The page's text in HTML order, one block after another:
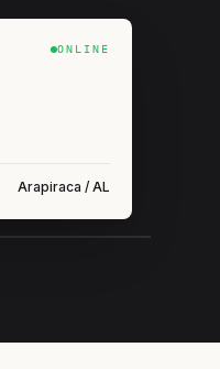
ONLINE
Arapiraca / AL